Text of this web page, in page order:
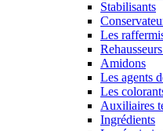
Stabilisants
Les
Amidons
Les agents
Les
Auxiliaires
Ingrédients